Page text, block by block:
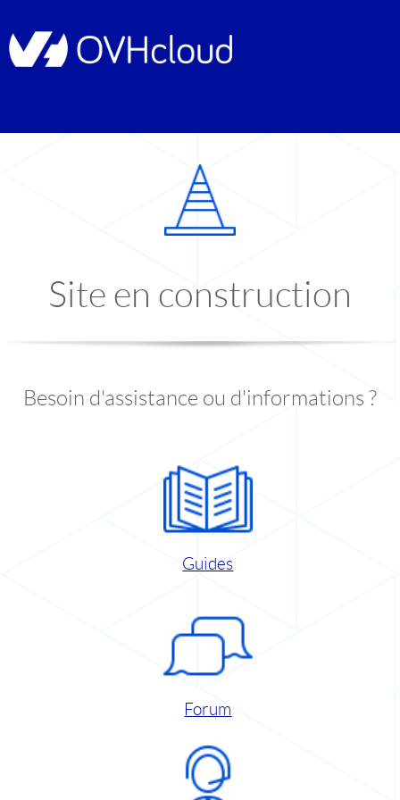
Site en construction
Besoin d'assistance ou d'informations ?
Guides
Forum